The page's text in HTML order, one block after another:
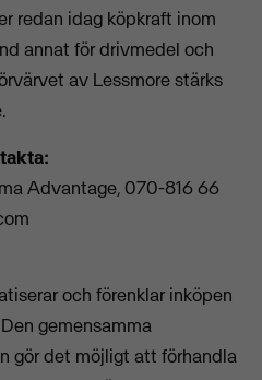
redan idag köpkraft inom
annat för drivmedel och
av Lessmore stärks
Advantage, 070-816 66
och förenklar inköpen
gemensamma
gör det möjligt att förhandla